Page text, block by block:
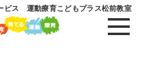
ビス 運動療育こどもプラス松前教室